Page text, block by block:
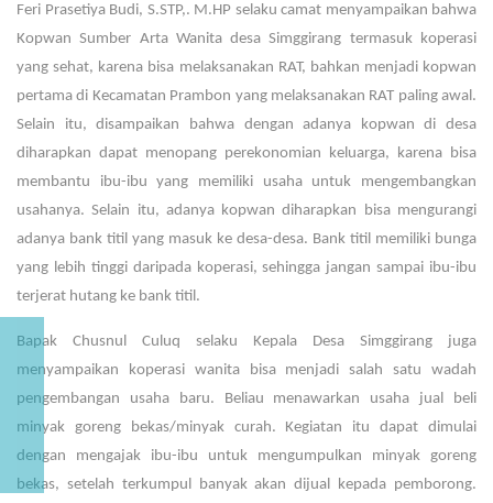
Feri Prasetiya Budi, S.STP,. M.HP selaku camat menyampaikan bahwa
Kopwan Sumber Arta Wanita desa Simggirang termasuk koperasi
yang sehat, karena bisa melaksanakan RAT, bahkan menjadi kopwan
pertama di Kecamatan Prambon yang melaksanakan RAT paling awal.
Selain itu, disampaikan bahwa dengan adanya kopwan di desa
diharapkan dapat menopang perekonomian keluarga, karena bisa
membantu ibu-ibu yang memiliki usaha untuk mengembangkan
usahanya. Selain itu, adanya kopwan diharapkan bisa mengurangi
adanya bank titil yang masuk ke desa-desa. Bank titil memiliki bunga
yang lebih tinggi daripada koperasi, sehingga jangan sampai ibu-ibu
terjerat hutang ke bank titil.
Bapak Chusnul Culuq selaku Kepala Desa Simggirang juga
menyampaikan koperasi wanita bisa menjadi salah satu wadah
pengembangan usaha baru. Beliau menawarkan usaha jual beli
minyak goreng bekas/minyak curah. Kegiatan itu dapat dimulai
dengan mengajak ibu-ibu untuk mengumpulkan minyak goreng
bekas, setelah terkumpul banyak akan dijual kepada pemborong.